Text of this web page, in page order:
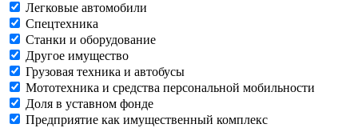
Легковые автомобили
Спецтехника
Станки и оборудование
Другое имущество
Грузовая техника и автобусы
Мототехника и средства персональной мобильности
Доля в уставном фонде
Предприятие как имущественный комплекс